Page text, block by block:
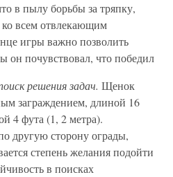
в пылу борьбы за тряпку,
ко всем отвлекающим
игры важно позволить
он почувствовал, что победил
решения задач. Щенок
заграждением, длиной 16
4 фута (1, 2 метра).
другую сторону ограды,
степень желания подойти
в поисках